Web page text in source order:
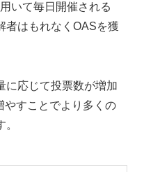
いて毎日開催される
者はもれなくOASを獲
に応じて投票数が増加
やすことでより多くの